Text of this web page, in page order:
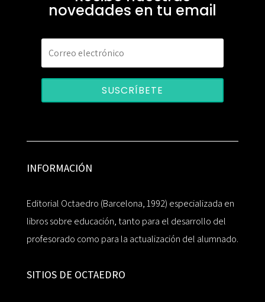
novedades en tu email
SUSCRÍBETE
INFORMACIÓN
Editorial Octaedro (Barcelona, 1992) especializada en
libros sobre educación, tanto para el desarrollo del
profesorado como para la actualización del alumnado.
SITIOS DE OCTAEDRO